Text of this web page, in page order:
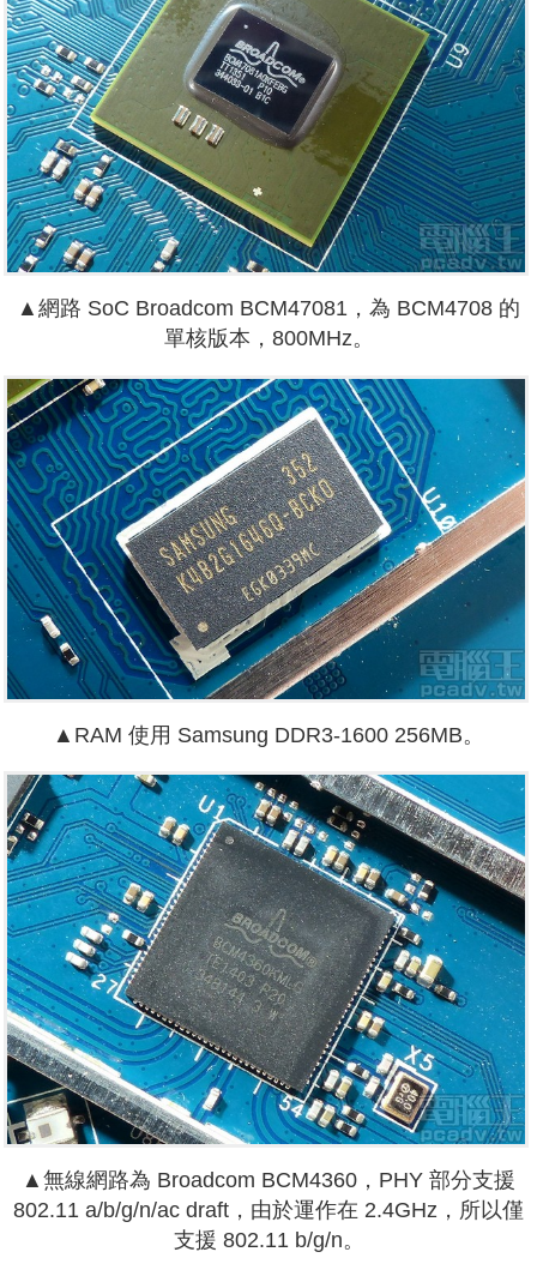
▲網路 SoC Broadcom BCM47081，為 BCM4708 的
單核版本，800MHz。
▲RAM 使用 Samsung DDR3-1600 256MB。
▲無線網路為 Broadcom BCM4360，PHY 部分支援
802.11 a/b/g/n/ac draft，由於運作在 2.4GHz，所以僅
支援 802.11 b/g/n。